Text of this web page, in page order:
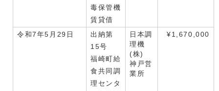
毒保管機
賃貸借
令和7年5月29日
出納第
15号
福崎町給
食共同調
理センタ
日本調
理機
(株)
神戸営
業所
¥1,670,000